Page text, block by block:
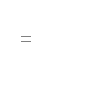
contenu